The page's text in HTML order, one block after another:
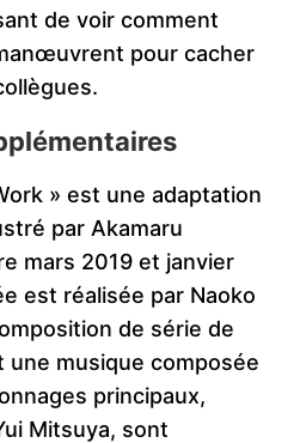
de voir comment
pour cacher
» est une adaptation
par Akamaru
mars 2019 et janvier
est réalisée par Naoko
de série de
une musique composée
principaux,
Mitsuya, sont